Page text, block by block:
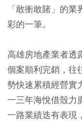
「敢衝敢賭」的
彩的一筆。
高雄房地產業者透
個案順利完銷，往
勢快速累積經營實
一三年海悅借殼力
一路業績迭有表現